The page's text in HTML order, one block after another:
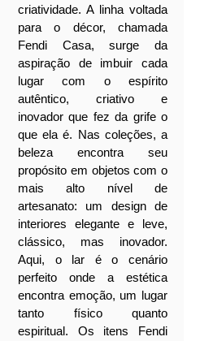
criatividade. A linha voltada
para o décor, chamada
Fendi Casa, surge da
aspiração de imbuir cada
lugar com o espírito
autêntico, criativo e
inovador que fez da grife o
que ela é. Nas coleções, a
beleza encontra seu
propósito em objetos com o
mais alto nível de
artesanato: um design de
interiores elegante e leve,
clássico, mas inovador.
Aqui, o lar é o cenário
perfeito onde a estética
encontra emoção, um lugar
tanto físico quanto
espiritual.
Os itens Fendi